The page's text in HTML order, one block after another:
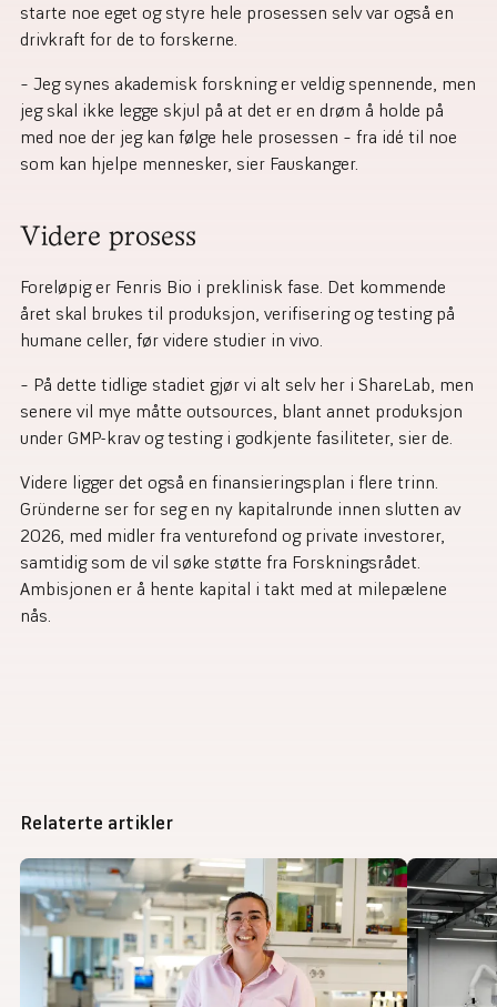
starte noe eget og styre hele prosessen selv var også en
drivkraft for de to forskerne.
– Jeg synes akademisk forskning er veldig spennende, men
jeg skal ikke legge skjul på at det er en drøm å holde på
med noe der jeg kan følge hele prosessen – fra idé til noe
som kan hjelpe mennesker, sier Fauskanger.
Videre prosess
Foreløpig er Fenris Bio i preklinisk fase. Det kommende
året skal brukes til produksjon, verifisering og testing på
humane celler, før videre studier in vivo.
– På dette tidlige stadiet gjør vi alt selv her i ShareLab, men
senere vil mye måtte outsources, blant annet produksjon
under GMP-krav og testing i godkjente fasiliteter, sier de.
Videre ligger det også en finansieringsplan i flere trinn.
Gründerne ser for seg en ny kapitalrunde innen slutten av
2026, med midler fra venturefond og private investorer,
samtidig som de vil søke støtte fra Forskningsrådet.
Ambisjonen er å hente kapital i takt med at milepælene
nås.
Relaterte artikler